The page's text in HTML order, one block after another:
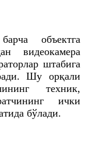
объектга
видеокамера
штабига
Шу орқали
техник,
ички
бўлади.